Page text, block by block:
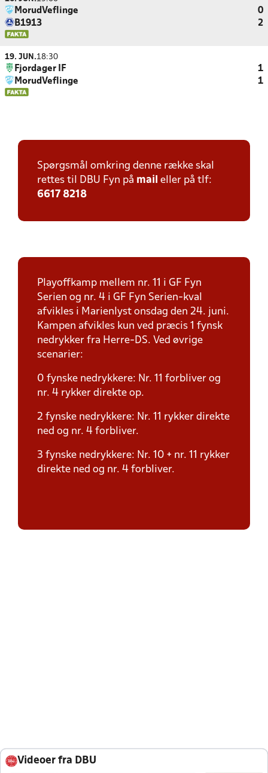
MorudVeflinge
0
B1913
2
19. JUN.18:30
Fjordager IF
1
MorudVeflinge
1
Spørgsmål omkring denne række skal
rettes til DBU Fyn på mail eller på tlf:
6617 8218
Playoffkamp mellem nr. 11 i GF Fyn
Serien og nr. 4 i GF Fyn Serien-kval
afvikles i Marienlyst onsdag den 24. juni.
Kampen afvikles kun ved præcis 1 fynsk
nedrykker fra Herre-DS. Ved øvrige
scenarier:
0 fynske nedrykkere: Nr. 11 forbliver og
nr. 4 rykker direkte op.
2 fynske nedrykkere: Nr. 11 rykker direkte
ned og nr. 4 forbliver.
3 fynske nedrykkere: Nr. 10 + nr. 11 rykker
direkte ned og nr. 4 forbliver.
Videoer fra DBU